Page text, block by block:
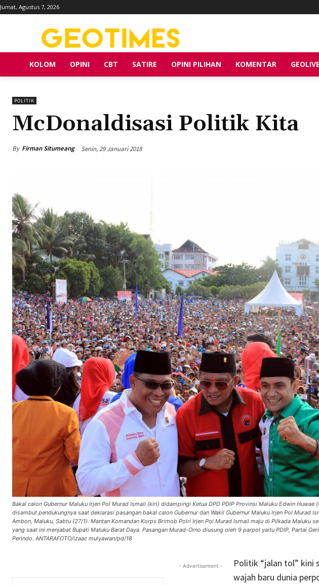
Jumat, Agustus 7, 2026
KOLOM OPINI CBT SATIRE OPINI PILIHAN KOMENTAR GEOLIVE
POLITIK
McDonaldisasi Politik Kita
By Firman Situmeang Senin, 29 Januari 2018
Bakal calon Gubernur Maluku Irjen Pol Murad Ismail (kiri) didampingi Ketua DPD PDIP Provinsi Maluku Edwin Huwae
disambut pendukungnya saat deklarasi pasangan bakal calon Gubernur dan Wakil Gubernur Maluku Irjen Pol Murad
Ambon, Maluku, Sabtu (27/1). Mantan Komandan Korps Brimob Polri Irjen Pol Murad Ismail maju di Pilkada Maluku
yang saat ini menjabat Bupati Maluku Barat Daya. Pasangan Murad-Orno diusung oleh 9 parpol yaitu PDIP, Partai
Perindo. ANTARAFOTO/izaac mulyawan/pd/18
- Advertisement -
Politik “jalan tol” kini
wajah baru dunia